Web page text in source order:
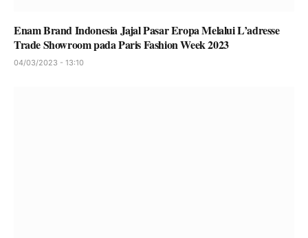
Enam Brand Indonesia Jajal Pasar Eropa Melalui L’adresse
Trade Showroom pada Paris Fashion Week 2023
04/03/2023 - 13:10